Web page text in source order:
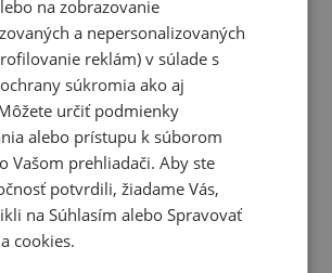
43 EU)
trail
ľahká tlmiaca pena s vysokou
poskytuje mäkkosť a správnu
dlhších tréningov.
na zobrazovanie
a nepersonalizovaných
reklám) v súlade s
súkromiaako aj
určiť podmienky
alebo prístupu k súborom
Vašom prehliadači. Aby ste
potvrdili, žiadame Vás,
na Súhlasím alebo Spravovať
cookies.